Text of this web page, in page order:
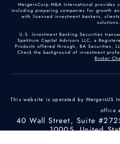
MergersCorp M&A International provides
including preparing companies for growth
with licensed investment bankers,
U.S. Investment Banking Securities
Spektrum Capital Advisors LLC, a
Products offered through, BA Securities,
Check the background of investment
Broker
This website is operated by MergersUS
office
40 Wall Street, Suite
10005, United